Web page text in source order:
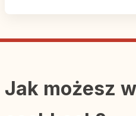
Zooplus
Najlepsze
Jak możesz